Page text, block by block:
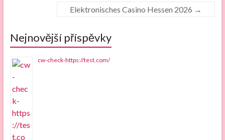
Elektronisches Casino Hessen 2026 →
Nejnovější příspěvky
cw-check-https://test.com/